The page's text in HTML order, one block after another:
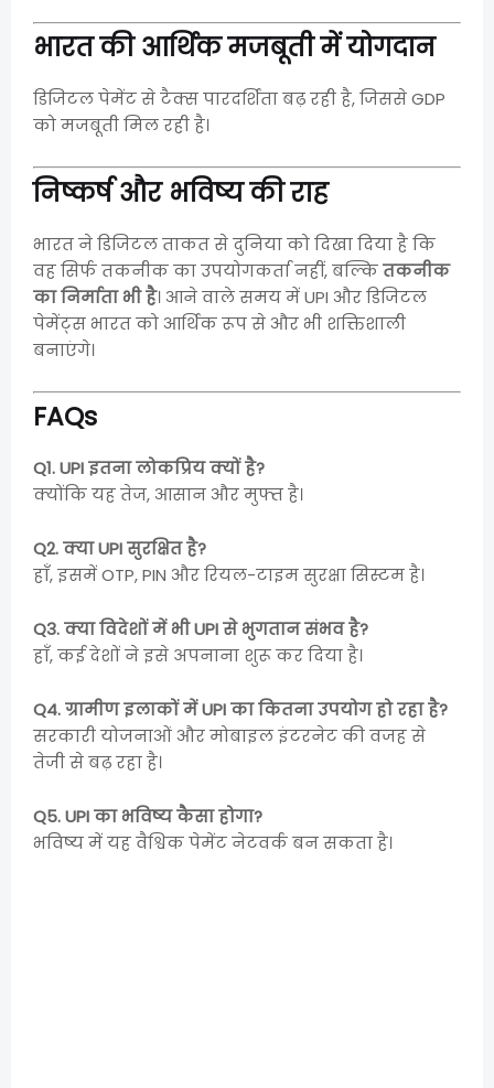
भारत की आर्थिक मजबूती में योगदान
डिजिटल पेमेंट से टैक्स पारदर्शिता बढ़ रही है, जिससे GDP
को मजबूती मिल रही है।
निष्कर्ष और भविष्य की राह
भारत ने डिजिटल ताकत से दुनिया को दिखा दिया है कि
वह सिर्फ तकनीक का उपयोगकर्ता नहीं, बल्कितकनीक
का निर्माता भी है। आने वाले समय में UPI और डिजिटल
पेमेंट्स भारत को आर्थिक रूप से और भी शक्तिशाली
बनाएंगे।
FAQs
Q1. UPI इतना लोकप्रिय क्यों है?
क्योंकि यह तेज, आसान और मुफ्त है।
Q2. क्या UPI सुरक्षित है?
हाँ, इसमें OTP, PIN और रियल-टाइम सुरक्षा सिस्टम है।
Q3. क्या विदेशों में भी UPI से भुगतान संभव है?
हाँ, कई देशों ने इसे अपनाना शुरू कर दिया है।
Q4. ग्रामीण इलाकों में UPI का कितना उपयोग हो रहा है?
सरकारी योजनाओं और मोबाइल इंटरनेट की वजह से
तेजी से बढ़ रहा है।
Q5. UPI का भविष्य कैसा होगा?
भविष्य में यह वैश्विक पेमेंट नेटवर्क बन सकता है।